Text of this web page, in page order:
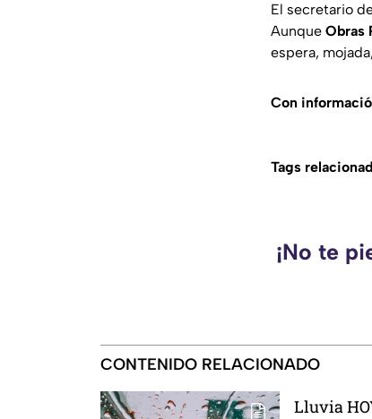
El secretario
Aunque Obras
espera,
Con
Tags
¡No te
CONTENIDO RELACIONADO
Lluvia